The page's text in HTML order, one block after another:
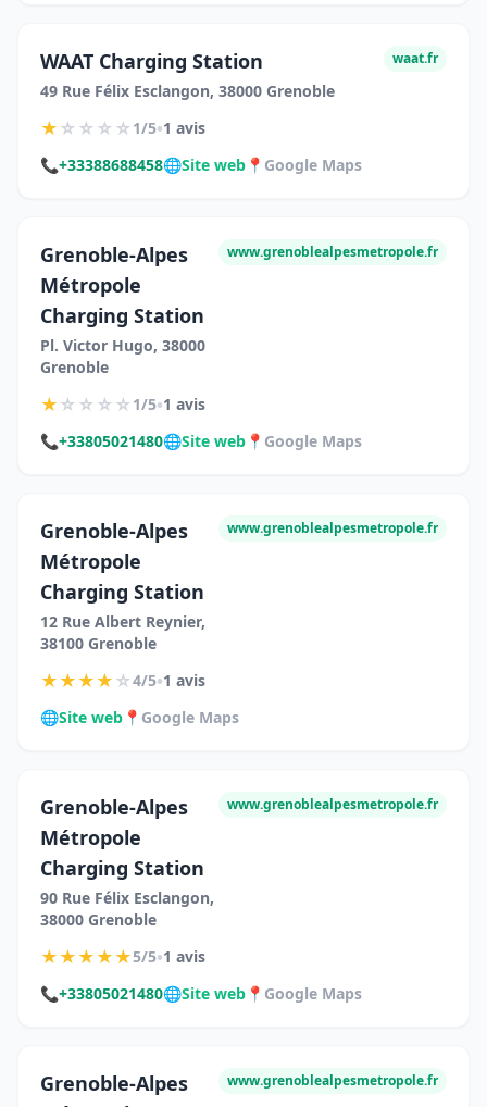
WAAT Charging Station
49 Rue Félix Esclangon, 38000 Grenoble
waat.fr
★☆☆☆☆1/5•1 avis
📞+33388688458🌐Site web 📍 Google Maps
Grenoble-Alpes
Métropole
Charging Station
Pl. Victor Hugo, 38000
Grenoble
www.grenoblealpesmetropole.fr
★☆☆☆☆1/5•1 avis
📞+33805021480🌐Site web 📍 Google Maps
Grenoble-Alpes
Métropole
Charging Station
12 Rue Albert Reynier,
38100 Grenoble
www.grenoblealpesmetropole.fr
★★★★☆4/5•1 avis
🌐Site web 📍 Google Maps
Grenoble-Alpes
Métropole
Charging Station
90 Rue Félix Esclangon,
38000 Grenoble
www.grenoblealpesmetropole.fr
★★★★★5/5•1 avis
📞+33805021480🌐Site web 📍 Google Maps
Grenoble-Alpes
www.grenoblealpesmetropole.fr